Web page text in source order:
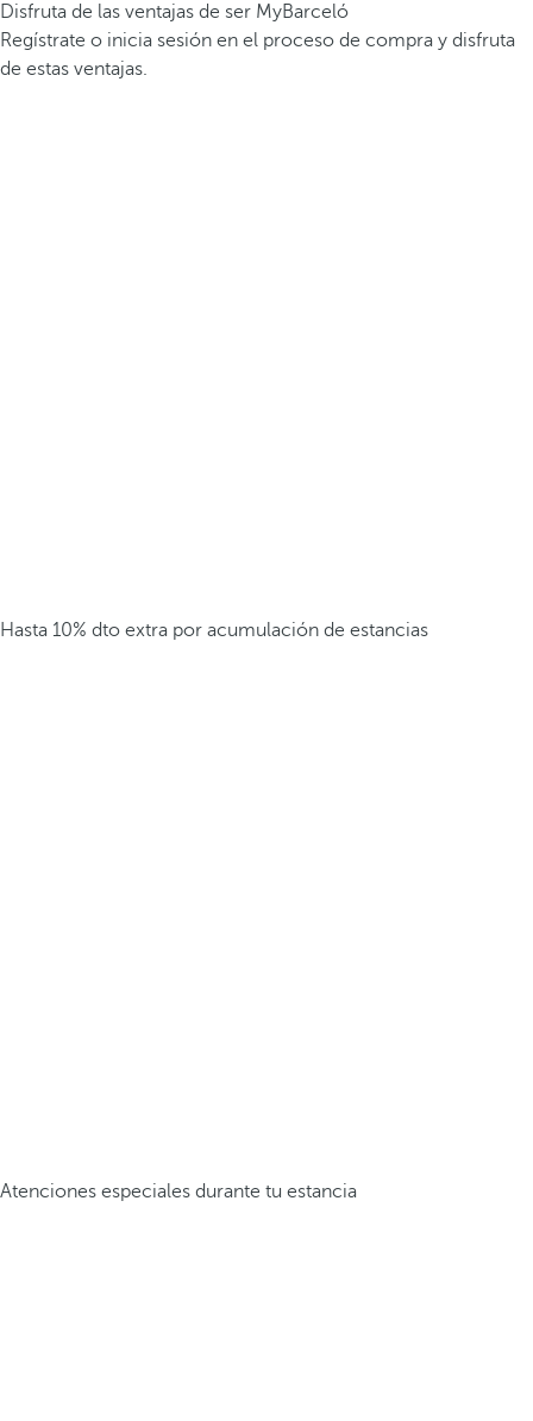
Disfruta de las ventajas de ser MyBarceló
Regístrate o inicia sesión en el proceso de compra y disfruta
de estas ventajas.
Hasta 10% dto extra por acumulación de estancias
Atenciones especiales durante tu estancia